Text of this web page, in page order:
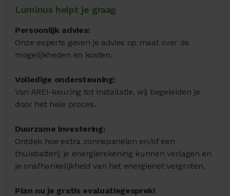
Luminus helpt je graag
Persoonlijk advies:
Onze experts geven je advies op maat over de
mogelijkheden en kosten.
Volledige ondersteuning:
Van AREI-keuring tot installatie, wij begeleiden je
door het hele proces.
Duurzame investering:
Ontdek hoe extra zonnepanelen en/of een
thuisbatterij je energierekening kunnen verlagen en
je onafhankelijkheid van het energienet vergroten.
Plan nu je gratis evaluatiegesprek!